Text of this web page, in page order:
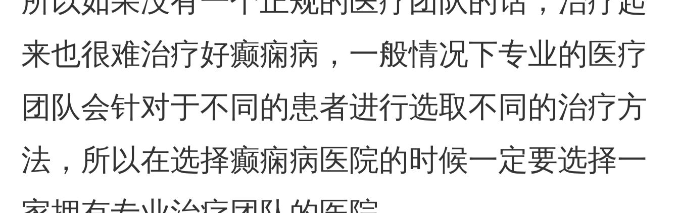
来也很难治疗好癫痫病，一般情况下专业的医疗
团队会针对于不同的患者进行选取不同的治疗方
法，所以在选择癫痫病医院的时候一定要选择一